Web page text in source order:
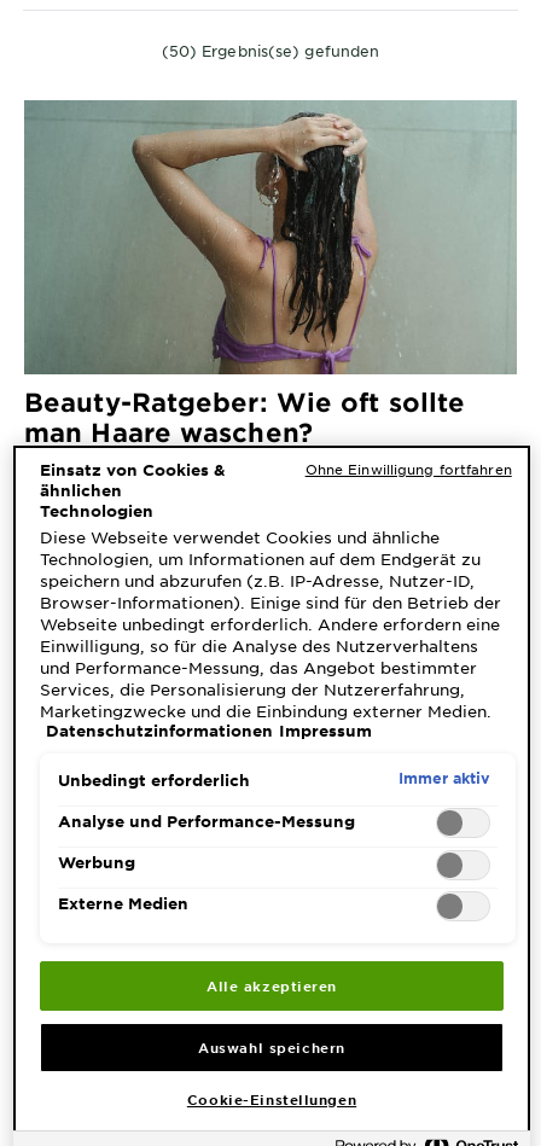
DIAGNOSTIK
ENTDECKEN
Inhaltsstoffe
Nachhaltigkeit
Cruelty Free
International
Eco
Beauty
Score
(50) Ergebnis(se) gefunden
Beauty-Ratgeber: Wie oft sollte
man Haare waschen?
Die schönsten Frisuren für graue
Haare ab 60 | Garnier
Einsatz von Cookies &
ähnlichen
Technologien
Diese Webseite verwendet Cookies und ähnliche
Technologien, um Informationen auf dem Endgerät zu
speichern und abzurufen (z.B. IP-Adresse, Nutzer-ID,
Browser-Informationen). Einige sind für den Betrieb der
Webseite unbedingt erforderlich. Andere erfordern eine
Einwilligung, so für die Analyse des Nutzerverhaltens
und Performance-Messung, das Angebot bestimmter
Services, die Personalisierung der Nutzererfahrung,
Marketingzwecke und die Einbindung externer Medien.
Nicht unbedingt erforderliche Cookies können direkt
Einwilligung fortfahren") werden. Individuelle
und speicherbar ("Auswahl speichern"). Die Auswahl
kann jederzeit unter dem Link "Cookie-Einstellungen"
angepasst werden. Für weitere Informationen s. unsere
Datenschutzinformationen Impressum
Unbedingt erforderlich Immer aktiv
Analyse und Performance-Messung
Werbung
Externe Medien
Alle akzeptieren
Auswahl speichern
Cookie-Einstellungen
Ohne Einwilligung fortfahren